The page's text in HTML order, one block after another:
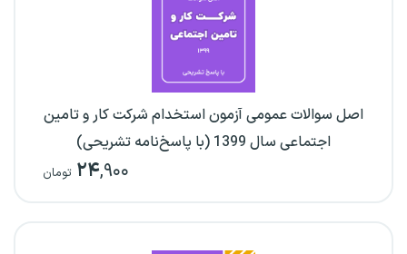
اصل سوالات عمومی آزمون استخدام شرکت کار و تامین
اجتماعی سال 1399 (با پاسخ‌نامه تشریحی)
۲۴,۹۰۰ تومان